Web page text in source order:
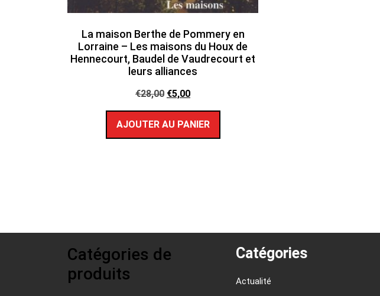
La maison Berthe de Pommery en
Lorraine – Les maisons du Houx de
Hennecourt, Baudel de Vaudrecourt et
leurs alliances
€28,00 €5,00
AJOUTER AU PANIER
Catégories de
produits
Catégories
Actualité